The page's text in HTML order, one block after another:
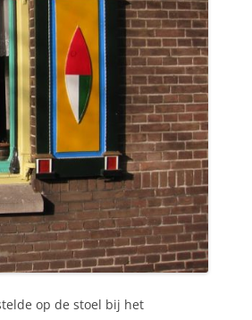
op de stoel bij het